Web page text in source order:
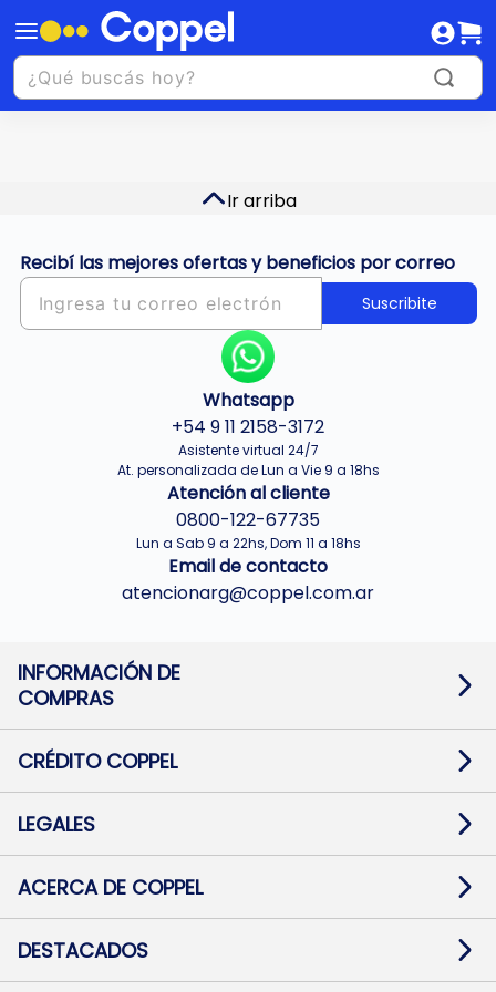
Ir arriba
Recibí las mejores ofertas y beneficios por correo
Suscribite
Whatsapp
+54 9 11 2158-3172
Asistente virtual 24/7
At. personalizada de Lun a Vie 9 a 18hs
Atención al cliente
0800-122-67735
Lun a Sab 9 a 22hs, Dom 11 a 18hs
Email de contacto
atencionarg@coppel.com.ar
INFORMACIÓN DE
COMPRAS
Términos y condiciones
Botón de arrepentimiento
Mapa de sitio
CRÉDITO COPPEL
Solicitar Crédito
Medios de Pago
Pago Fácil Online
LEGALES
Baja contratos
Defensa al consumidor CABA
ACERCA DE COPPEL
Trabajá con Nosotros
Preguntas Frecuentes
DESTACADOS